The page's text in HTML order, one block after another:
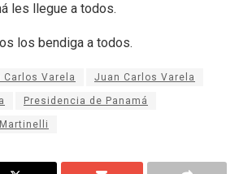
les llegue a todos.
los bendiga a todos.
Varela Juan Carlos Varela
Presidencia de Panamá